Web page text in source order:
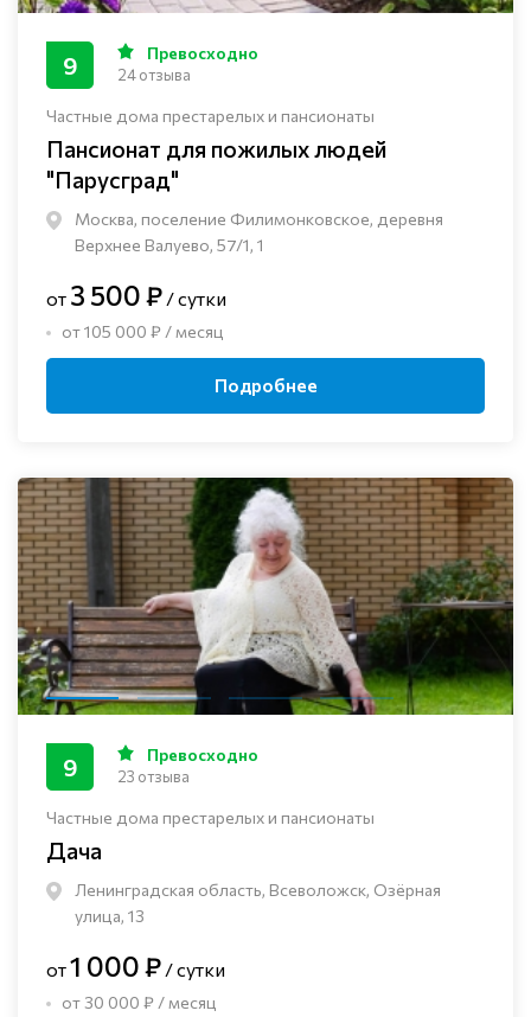
Частные дома престарелых и пансионаты
Пансионат для пожилых людей
"Парусград"
Москва, поселение Филимонковское, деревня
Верхнее Валуево, 57/1, 1
9 Превосходно
24 отзыва
от 3 500 ₽ / сутки
от 105 000 ₽ / месяц
Подробнее
Частные дома престарелых и пансионаты
Дача
Ленинградская область, Всеволожск, Озёрная
улица, 13
9 Превосходно
23 отзыва
от1 000 ₽ / сутки
от 30 000 ₽ / месяц